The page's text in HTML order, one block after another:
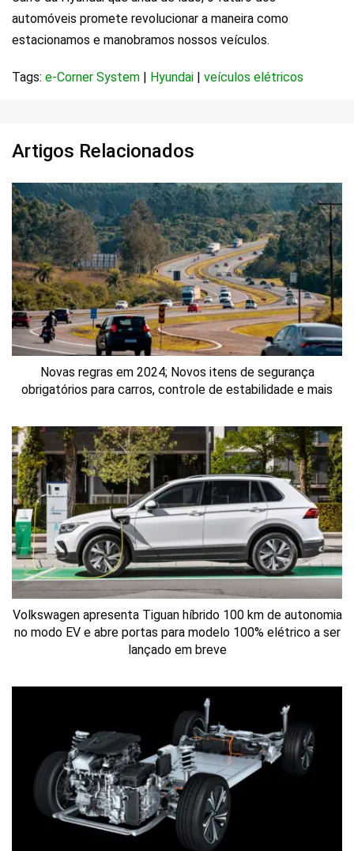
automóveis promete revolucionar a maneira como
estacionamos e manobramos nossos veículos.
Tags: e-Corner System Hyundai veículos elétricos
Artigos Relacionados
Novas regras em 2024; Novos itens de segurança
obrigatórios para carros, controle de estabilidade e mais
Volkswagen apresenta Tiguan híbrido 100 km de autonomia
no modo EV e abre portas para modelo 100% elétrico a ser
lançado em breve